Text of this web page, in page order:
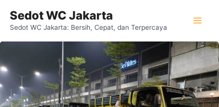
Sedot WC Jakarta
Sedot WC Jakarta: Bersih, Cepat, dan Terpercaya